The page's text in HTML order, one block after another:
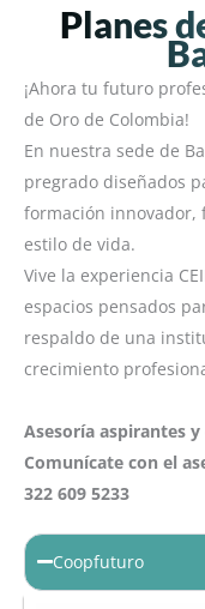
Coopfuturo
Planes
¡Ahora tu futuro
de Oro de Colombia!
En nuestra sede de
pregrado diseñados
formación innovador,
estilo de vida.
Vive la experiencia
espacios pensados
respaldo de una
crecimiento
Asesoría aspirantes
Comunícate con el
322 609 5233